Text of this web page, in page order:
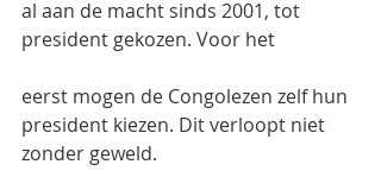
al aan de macht sinds 2001, tot
president gekozen. Voor het
eerst mogen de Congolezen zelf hun
president kiezen. Dit verloopt niet
zonder geweld.